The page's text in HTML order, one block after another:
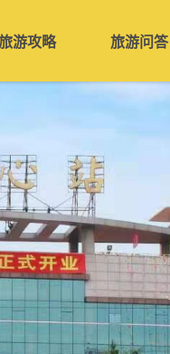
游攻略 旅游问答